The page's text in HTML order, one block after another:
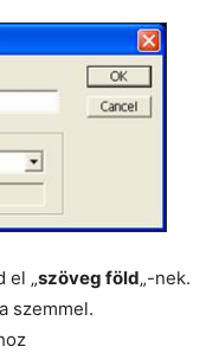
el „szöveg föld„-nek.
szemmel.